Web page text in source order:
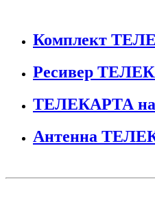
Комплект
Ресивер
ТЕЛЕКАРТА на
Антенна